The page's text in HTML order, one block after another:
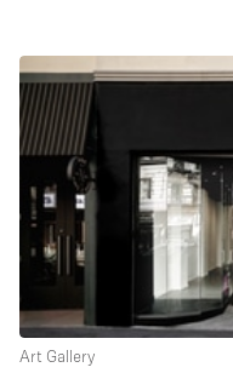
Photo
Shooting
공간 유형
Advertisement Space
Art Gallery